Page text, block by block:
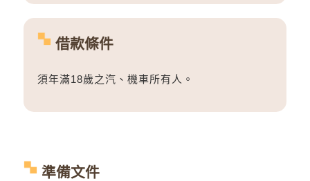
借款條件
須年滿18歲之汽、機車所有人。
準備文件